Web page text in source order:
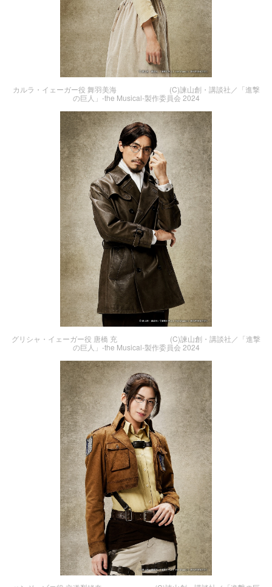
カルラ・イェーガー役 舞羽美海 (C)諫山創・講談社／「進撃
の巨人」-the Musical-製作委員会 2024
グリシャ・イェーガー役 唐橋 充 (C)諫山創・講談社／「進撃
の巨人」-the Musical-製作委員会 2024